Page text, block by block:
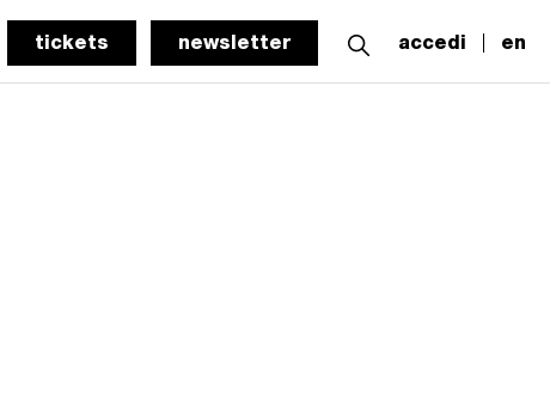
tickets newsletter accedi en